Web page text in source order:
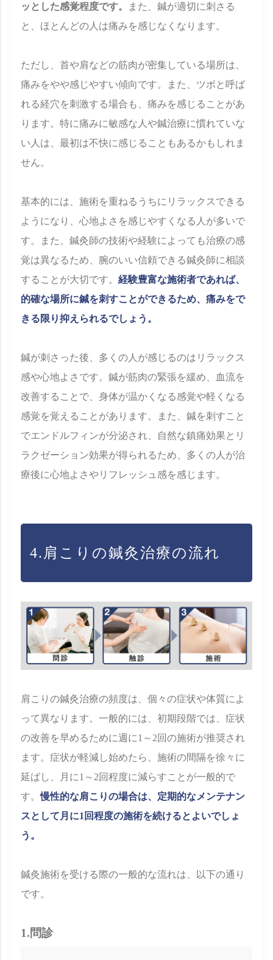
ッとした感覚程度です。
また、鍼が適切に刺さる
と、ほとんどの人は痛みを感じなくなります。
ただし、首や肩などの筋肉が密集している場所は、
痛みをやや感じやすい傾向です。また、ツボと呼ば
れる経穴を刺激する場合も、痛みを感じることがあ
ります。特に痛みに敏感な人や鍼治療に慣れていな
い人は、最初は不快に感じることもあるかもしれま
せん。
基本的には、施術を重ねるうちにリラックスできる
ようになり、心地よさを感じやすくなる人が多いで
す。また、鍼灸師の技術や経験によっても治療の感
覚は異なるため、腕のいい信頼できる鍼灸師に相談
することが大切です。経験豊富な施術者であれば、
的確な場所に鍼を刺すことができるため、痛みをで
きる限り抑えられるでしょう。
鍼が刺さった後、多くの人が感じるのはリラックス
感や心地よさです。鍼が筋肉の緊張を緩め、血流を
改善することで、身体が温かくなる感覚や軽くなる
感覚を覚えることがあります。また、鍼を刺すこと
でエンドルフィンが分泌され、自然な鎮痛効果とリ
ラクゼーション効果が得られるため、多くの人が治
療後に心地よさやリフレッシュ感を感じます。
4.肩こりの鍼灸治療の流れ
肩こりの鍼灸治療の頻度は、個々の症状や体質によ
って異なります。一般的には、初期段階では、症状
の改善を早めるために週に1～2回の施術が推奨され
ます。症状が軽減し始めたら、施術の間隔を徐々に
延ばし、月に1～2回程度に減らすことが一般的で
す。慢性的な肩こりの場合は、定期的なメンテナン
スとして月に1回程度の施術を続けるとよいでしょ
う。
鍼灸施術を受ける際の一般的な流れは、以下の通り
です。
1.問診